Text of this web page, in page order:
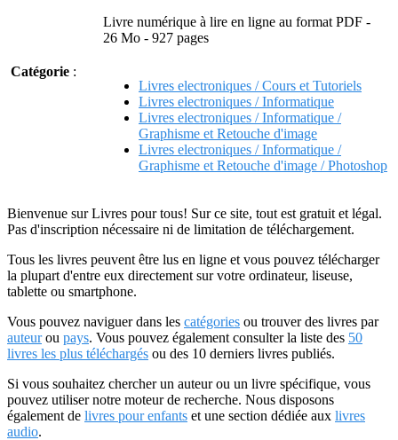
Livre numérique à lire en ligne au format PDF -
26 Mo - 927 pages
Catégorie :
Livres electroniques / Cours et Tutoriels
Livres electroniques / Informatique
Livres electroniques / Informatique /
Graphisme et Retouche d'image
Livres electroniques / Informatique /
Graphisme et Retouche d'image / Photoshop
Bienvenue sur Livres pour tous! Sur ce site, tout est gratuit et légal.
Pas d'inscription nécessaire ni de limitation de téléchargement.
Tous les livres peuvent être lus en ligne et vous pouvez télécharger
la plupart d'entre eux directement sur votre ordinateur, liseuse,
tablette ou smartphone.
Vous pouvez naviguer dans les catégories ou trouver des livres par
auteurou pays. Vous pouvez également consulter la liste des 50
livres les plus téléchargés ou des 10 derniers livres publiés.
Si vous souhaitez chercher un auteur ou un livre spécifique, vous
pouvez utiliser notre moteur de recherche. Nous disposons
également de livres pour enfants et une section dédiée aux livres
audio.